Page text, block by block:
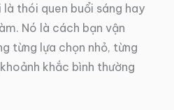
là thói quen buổi sáng hay
Nó là cách bạn vận
từng lựa chọn nhỏ, từng
khắc bình thường